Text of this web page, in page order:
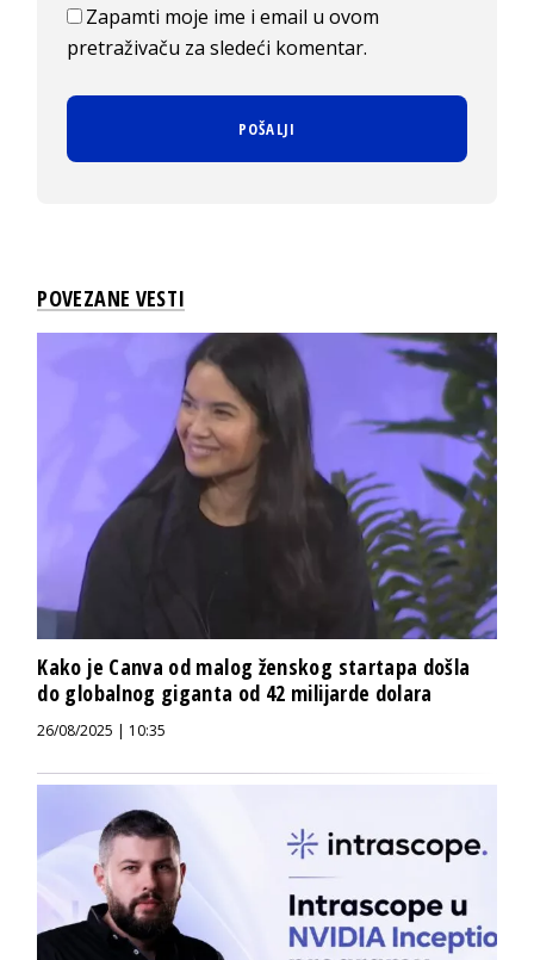
Zapamti moje ime i email u ovom
pretraživaču za sledeći komentar.
POVEZANE VESTI
Kako je Canva od malog ženskog startapa došla
do globalnog giganta od 42 milijarde dolara
26/08/2025 | 10:35